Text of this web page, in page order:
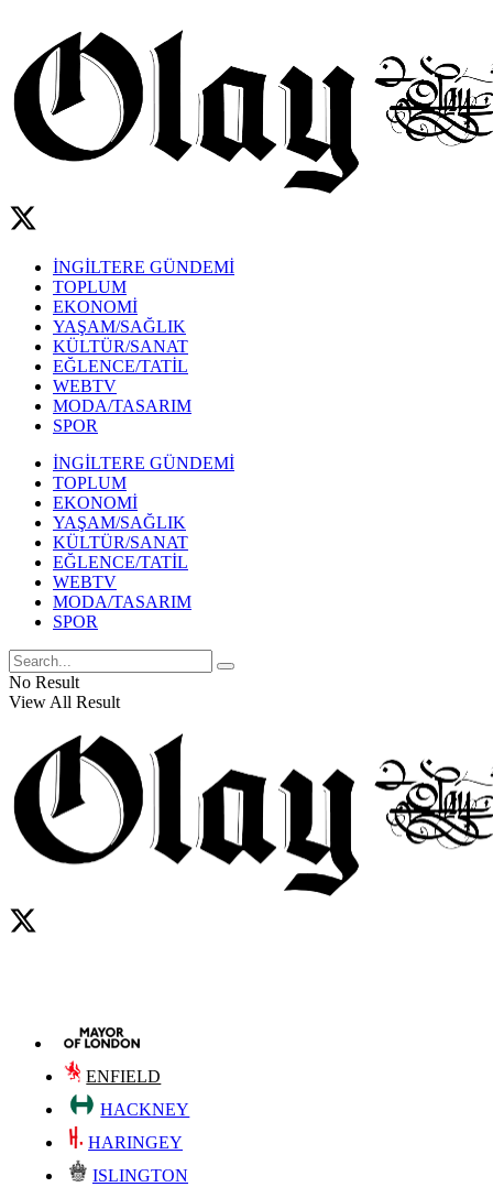
İNGİLTERE GÜNDEMİ
TOPLUM
EKONOMİ
YAŞAM/SAĞLIK
KÜLTÜR/SANAT
EĞLENCE/TATİL
WEBTV
MODA/TASARIM
SPOR
İNGİLTERE GÜNDEMİ
TOPLUM
EKONOMİ
YAŞAM/SAĞLIK
KÜLTÜR/SANAT
EĞLENCE/TATİL
WEBTV
MODA/TASARIM
SPOR
No Result
View All Result
ENFIELD
HACKNEY
HARINGEY
ISLINGTON